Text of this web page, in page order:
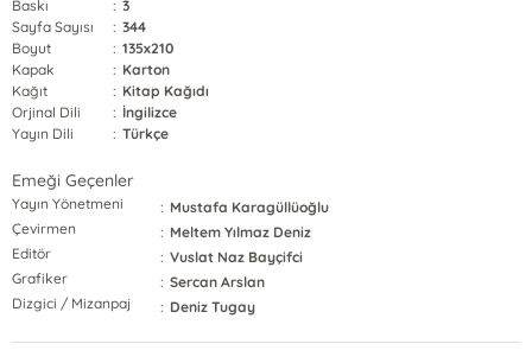
Baskı
: 3
Sayfa Sayısı
: 344
Boyut
: 135x210
Kapak
: Karton
Kağıt
: Kitap Kağıdı
Orjinal Dili
: İngilizce
Yayın Dili
: Türkçe
Emeği Geçenler
Yayın Yönetmeni : Mustafa Karagüllüoğlu
Çevirmen
: Meltem Yılmaz Deniz
Editör
: Vuslat Naz Bayçifci
Grafiker
: Sercan Arslan
Dizgici / Mizanpaj
: Deniz Tugay